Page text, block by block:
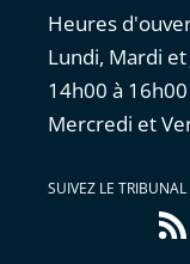
Heures
Lundi, Mardi
14h00 à
Mercredi et
SUIVEZ LE
Flux
RSS